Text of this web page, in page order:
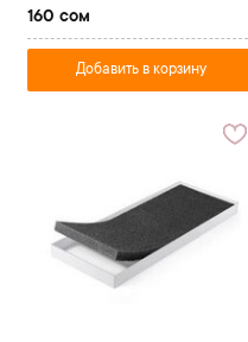
160 сом
Добавить в корзину